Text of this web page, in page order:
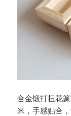
合金锻打扭花
米，手感贴合